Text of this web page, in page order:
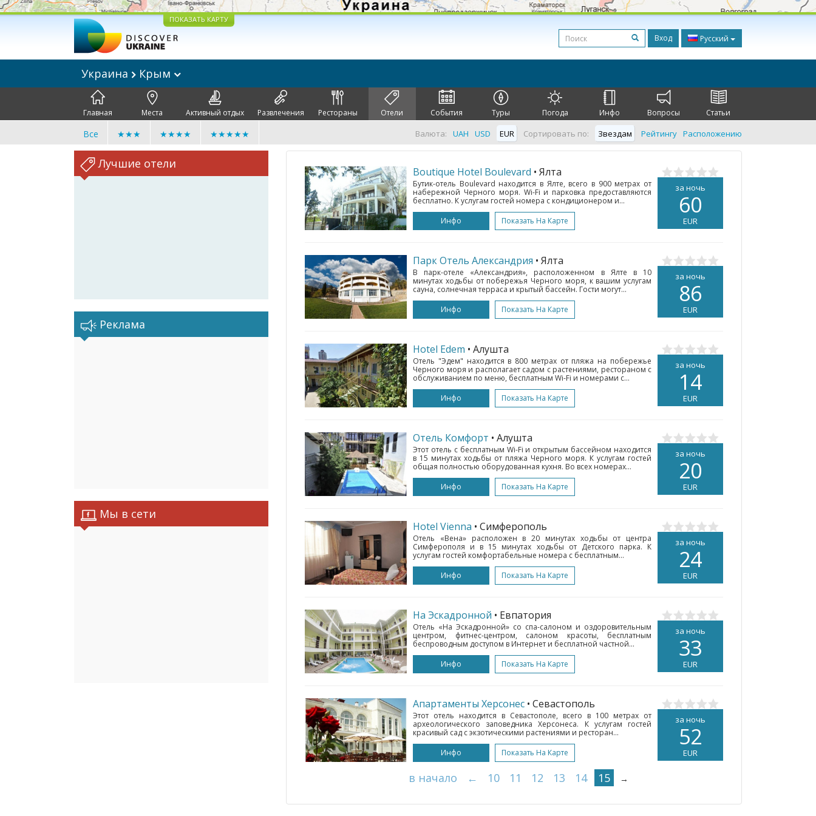
ПОКАЗАТЬ КАРТУ
Вход Русский
Украина Крым
Главная Места Активный отдых Развлечения Рестораны Отели События Туры Погода Инфо Вопросы Статьи
Все ★★★ ★★★★ ★★★★★ Сортировать по: Звездам Рейтингу Расположению
Валюта: UAH USD EUR
Лучшие отели
Реклама
Мы в сети
за ночь
60
EUR
Boutique Hotel Boulevard • Ялта
Бутик-отель Boulevard находится в Ялте, всего в 900 метрах от
набережной Черного моря. Wi-Fi и парковка предоставляются
бесплатно. К услугам гостей номера с кондиционером и...
Инфо
Показать На Карте
за ночь
86
EUR
Парк Отель Александрия • Ялта
В парк-отеле «Александрия», расположенном в Ялте в 10
минутах ходьбы от побережья Черного моря, к вашим услугам
сауна, солнечная терраса и крытый бассейн. Гости могут...
Инфо
Показать На Карте
за ночь
14
EUR
Hotel Edem • Алушта
Отель "Эдем" находится в 800 метрах от пляжа на побережье
Черного моря и располагает садом с растениями, рестораном с
обслуживанием по меню, бесплатным Wi-Fi и номерами с...
Инфо
Показать На Карте
за ночь
20
EUR
Отель Комфорт • Алушта
Этот отель с бесплатным Wi-Fi и открытым бассейном находится
в 15 минутах ходьбы от пляжа Черного моря. К услугам гостей
общая полностью оборудованная кухня. Во всех номерах...
Инфо
Показать На Карте
за ночь
24
EUR
Hotel Vienna • Симферополь
Отель «Вена» расположен в 20 минутах ходьбы от центра
Симферополя и в 15 минутах ходьбы от Детского парка. К
услугам гостей комфортабельные номера с бесплатным...
Инфо
Показать На Карте
за ночь
33
EUR
На Эскадронной • Евпатория
Отель «На Эскадронной» со спа-салоном и оздоровительным
центром, фитнес-центром, салоном красоты, бесплатным
беспроводным доступом в Интернет и бесплатной частной...
Инфо
Показать На Карте
за ночь
52
EUR
Апартаменты Херсонес • Севастополь
Этот отель находится в Севастополе, всего в 100 метрах от
археологического заповедника Херсонеса. К услугам гостей
красивый сад с экзотическими растениями и ресторан...
Инфо
Показать На Карте
в начало ← 10 11 12 13 14 15 →